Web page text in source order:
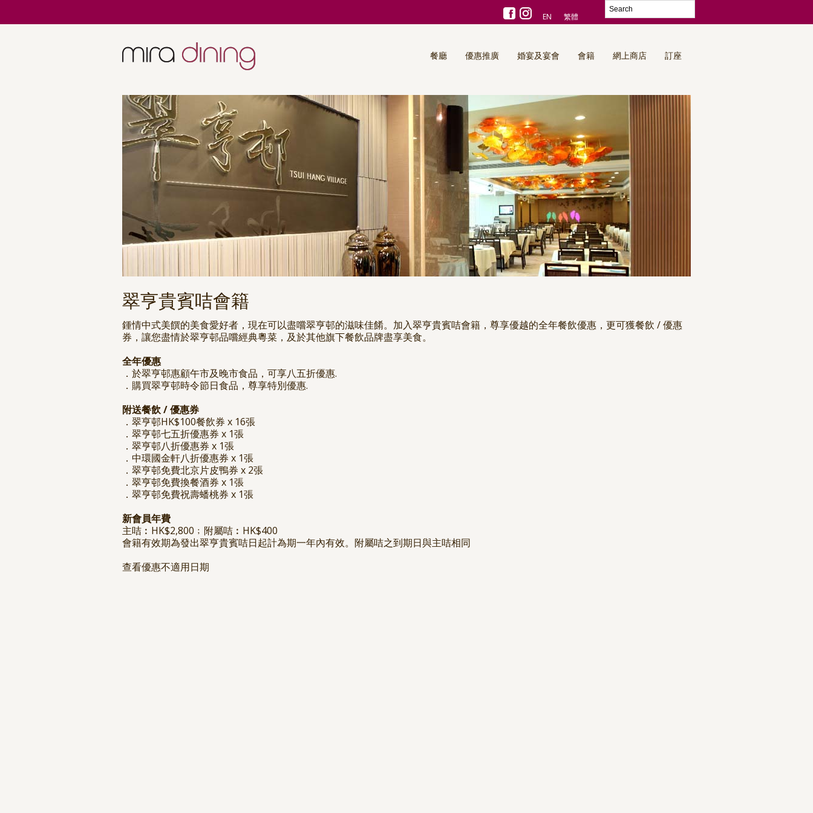
EN 繁體
餐廳 優惠推廣 婚宴及宴會 會籍 網上商店 訂座
翠亨貴賓咭會籍
鍾情中式美饌的美食愛好者，現在可以盡嚐翠亨邨的滋味佳餚。加入翠亨貴賓咭會籍，尊享優越的全年餐飲優惠，更可獲餐飲 / 優惠
券，讓您盡情於翠亨邨品嚐經典粵菜，及於其他旗下餐飲品牌盡享美食。
全年優惠
．於翠亨邨惠顧午市及晚市食品，可享八五折優惠.
．購買翠亨邨時令節日食品，尊享特別優惠.
附送餐飲 / 優惠券
．翠亨邨HK$100餐飲券 x 16張
．翠亨邨七五折優惠券 x 1張
．翠亨邨八折優惠券 x 1張
．中環國金軒八折優惠券 x 1張
．翠亨邨免費北京片皮鴨券 x 2張
．翠亨邨免費換餐酒券 x 1張
．翠亨邨免費祝壽蟠桃券 x 1張
新會員年費
主咭︰HK$2,800﹔附屬咭︰HK$400
會籍有效期為發出翠亨貴賓咭日起計為期一年內有效。附屬咭之到期日與主咭相同
查看優惠不適用日期